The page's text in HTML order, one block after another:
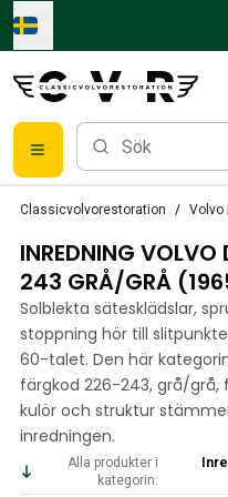
Skip to main content
Tändsystem
Bränslefilter
Fälgar
Volvo PV/Duett Reservdelar
PV/Duett Bromssystem
PV/Duett Bränsle/
PV/Duett Elsystem
PV/Duett Framvagn
PV/Duett Inredning
PV/Duett Karosseri
Classicvolvorestoration Volvo
INREDNING
243 GRÅ/GRÅ
Solblekta sätesklädslar,
stoppning hör till
60-talet. Den här
färgkod 226-243, grå/grå,
kulör och struktur
inredningen.
Alla produkter i
kategorin: